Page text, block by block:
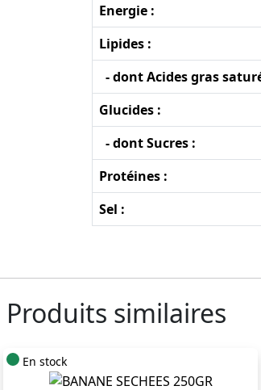
Energie :
Lipides :
- dont Acides gras
Glucides :
- dont Sucres :
Protéines :
Sel :
Produits similaires
En stock